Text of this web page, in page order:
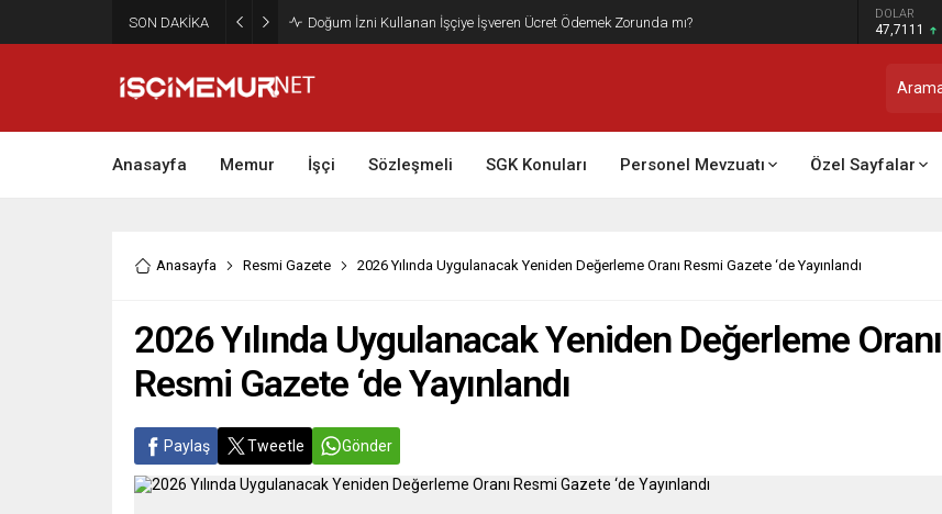
SON DAKİKA Maktu Mesai Ödemesinde Heyet Raporu Dikkate Alınır Mı? DOLAR
47,7111
Anasayfa Memur İşçi Sözleşmeli SGK Konuları Personel Mevzuatı Özel Sayfalar
Anasayfa Resmi Gazete 2026 Yılında Uygulanacak Yeniden Değerleme Oranı Resmi Gazete ‘de Yayınlandı
2026 Yılında Uygulanacak Yeniden Değerleme Oranı
Resmi Gazete ‘de Yayınlandı
Paylaş Tweetle Gönder